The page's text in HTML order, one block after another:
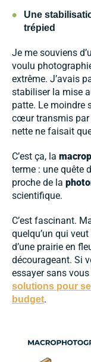
•
Une
trépied
Je me souviens
voulu
extrême. J’avais
stabiliser la mise
patte. Le moindre
cœur transmis par
nette ne faisait
C’est ça, la
terme : une quête
proche de la
scientifique.
C’est fascinant.
quelqu’un qui
d’une prairie en
décourageant. Si
essayer sans vous
solutions pour
budget.